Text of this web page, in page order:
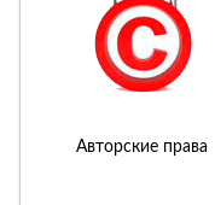
Авторские права